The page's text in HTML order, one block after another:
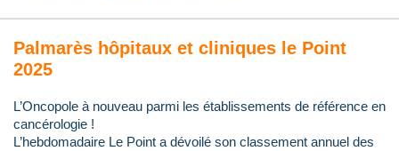
Palmarès hôpitaux et cliniques le Point
2025
L’Oncopole à nouveau parmi les établissements de référence en
cancérologie !
L’hebdomadaire Le Point a dévoilé son classement annuel des